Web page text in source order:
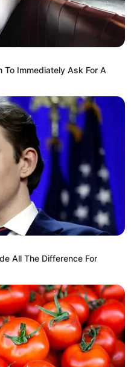
To Immediately Ask For A
All The Difference For